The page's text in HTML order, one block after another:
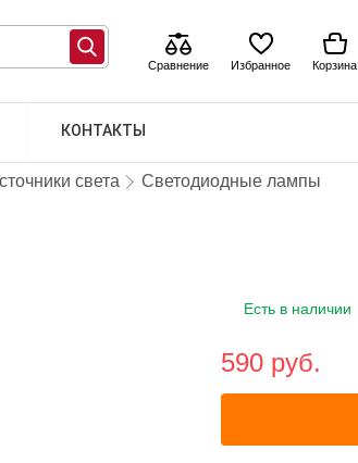
КОНТАКТЫ
Сравнение Избранное Корзина
света Светодиодные лампы
Есть в наличии
590 pуб.